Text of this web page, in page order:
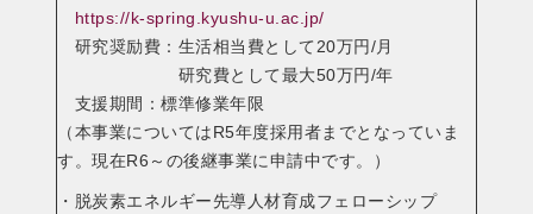
https://k-spring.kyushu-u.ac.jp/
研究奨励費：生活相当費として20万円/月
研究費として最大50万円/年
支援期間：標準修業年限
（本事業についてはR5年度採用者までとなっていま
す。現在R6～の後継事業に申請中です。）
・脱炭素エネルギー先導人材育成フェローシップ